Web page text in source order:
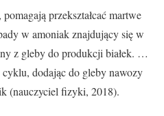
przekształcać martwe
w amoniak znajdujący się w
z gleby do produkcji białek. …
dodając do gleby nawozy
(nauczyciel fizyki, 2018).